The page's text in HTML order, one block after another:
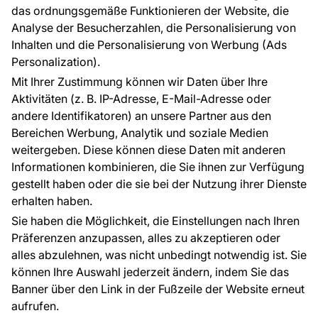
das ordnungsgemäße Funktionieren der Website, die
Analyse der Besucherzahlen, die Personalisierung von
Inhalten und die Personalisierung von Werbung (Ads
Personalization).
Mit Ihrer Zustimmung können wir Daten über Ihre
Aktivitäten (z. B. IP-Adresse, E-Mail-Adresse oder
andere Identifikatoren) an unsere Partner aus den
Bereichen Werbung, Analytik und soziale Medien
weitergeben. Diese können diese Daten mit anderen
Informationen kombinieren, die Sie ihnen zur Verfügung
gestellt haben oder die sie bei der Nutzung ihrer Dienste
erhalten haben.
Sie haben die Möglichkeit, die Einstellungen nach Ihren
Präferenzen anzupassen, alles zu akzeptieren oder
alles abzulehnen, was nicht unbedingt notwendig ist. Sie
können Ihre Auswahl jederzeit ändern, indem Sie das
Banner über den Link in der Fußzeile der Website erneut
aufrufen.
Raumvisualisierung
FÜR SIE
Blog
EU-Projekte
Ratschläge und Tipps
FAQ
ÜBER DAS UNTERNEHMEN
Kontakt
Haben Sie Fragen? Wir helfen Ihnen gerne weiter
und beraten Sie persönlich.
+49 781 95633072
service@tapeteneshop.de
Zahlungsarten: